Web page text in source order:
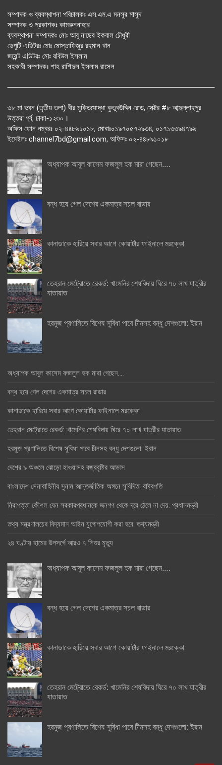
সম্পাদক ও ব্যবস্থাপনা পরিচালকঃ এস.এম.এ মনসুর মাসুদ
সম্পাদক ও প্রকাশকঃ কামরুননাহার
ব্যবস্থাপনা সম্পাদকঃ মোঃ আবু নাছের ইকবাল চৌধুরী
ডেপুটি এডিটরঃ মোঃ মোস্তাফিজুর রহমান খান
জয়েন্ট এডিটরঃ মোঃ রবিউল ইসলাম
সহকারী সম্পাদকঃ শাহ রাশিদুল ইসলাম রাসেল
৩৮ মা ভবন (তৃতীয় তলা) বীর মুক্তিযোদ্ধা কুতুবউদ্দিন রোড, সেক্টর #৮ আব্দুল্লাহপুর
উত্তরা পূর্ব, ঢাকা-১২৩০।
অফিস ফোন নম্বরঃ ০২-৪৪৮৯১০১৮, মোবাঃ০১৯৭০৫৭২৯৩৪, ০১৭১৩৩৯৪৭৯৯
ইমেইলঃ channel7bd@gmail.com, অফিসঃ ০২-৪৪৮৯১০১৮
অধ্যাপক আবুল কাসেম ফজলুল হক মারা গেছেন….
বন্ধ হয়ে গেল দেশের একমাত্র সচল রাডার
কানাডাকে হারিয়ে সবার আগে কোয়ার্টার ফাইনালে মরক্কো
তেহরান মেট্রোতে রেকর্ড: খামেনির শেষবিদায় ঘিরে ৭০ লাখ যাত্রীর
যাতায়াত
হরমুজ প্রণালিতে বিশেষ সুবিধা পাবে চীনসহ বন্ধু দেশগুলো: ইরান
অধ্যাপক আবুল কাসেম ফজলুল হক মারা গেছেন….
বন্ধ হয়ে গেল দেশের একমাত্র সচল রাডার
কানাডাকে হারিয়ে সবার আগে কোয়ার্টার ফাইনালে মরক্কো
তেহরান মেট্রোতে রেকর্ড: খামেনির শেষবিদায় ঘিরে ৭০ লাখ যাত্রীর যাতায়াত
হরমুজ প্রণালিতে বিশেষ সুবিধা পাবে চীনসহ বন্ধু দেশগুলো: ইরান
দেশের ৯ অঞ্চলে ঝোড়ো হাওয়াসহ বজ্রবৃষ্টির আভাস
বাংলাদেশ সেনাবাহিনীর সুনাম আন্তর্জাতিক অঙ্গনে সুবিদিত: রাষ্ট্রপতি
নিরাপত্তা কৌশল যেন সরকারপ্রধানকে জনগণ থেকে দূরে ঠেলে না দেয়: প্রধানমন্ত্রী
তথ্য মন্ত্রণালয়ের বিদ্যমান আইন যুগোপযোগী করা হবে: তথ্যমন্ত্রী
২৪ ঘণ্টায় হামের উপসর্গে আরও ৭ শিশুর মৃত্যু
অধ্যাপক আবুল কাসেম ফজলুল হক মারা গেছেন….
বন্ধ হয়ে গেল দেশের একমাত্র সচল রাডার
কানাডাকে হারিয়ে সবার আগে কোয়ার্টার ফাইনালে মরক্কো
তেহরান মেট্রোতে রেকর্ড: খামেনির শেষবিদায় ঘিরে ৭০ লাখ যাত্রীর
যাতায়াত
হরমুজ প্রণালিতে বিশেষ সুবিধা পাবে চীনসহ বন্ধু দেশগুলো: ইরান